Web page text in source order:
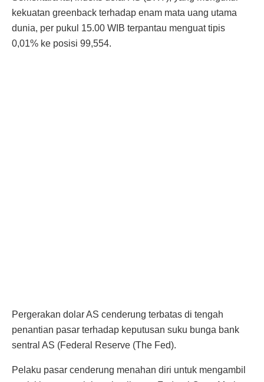
kekuatan greenback terhadap enam mata uang utama
dunia, per pukul 15.00 WIB terpantau menguat tipis
0,01% ke posisi 99,554.
Pergerakan dolar AS cenderung terbatas di tengah
penantian pasar terhadap keputusan suku bunga bank
sentral AS (Federal Reserve (The Fed).
Pelaku pasar cenderung menahan diri untuk mengambil